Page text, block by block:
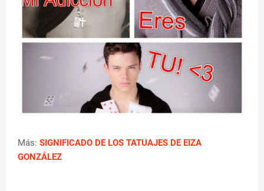
Más: SIGNIFICADO DE LOS TATUAJES DE EIZA
GONZÁLEZ